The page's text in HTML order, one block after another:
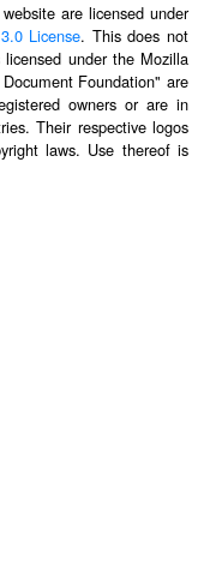
are licensed under
License. This does not
under the Mozilla
Foundation" are
owners or are in
Their respective logos
laws. Use thereof is